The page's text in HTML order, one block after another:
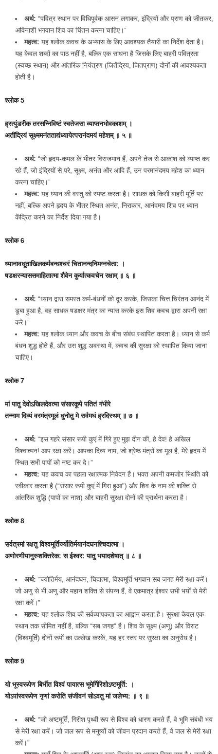
अर्थ: “पवित्र स्थान पर विधिपूर्वक आसन लगाकर, इंद्रियों और प्राण को जीतकर,
अविनाशी भगवान शिव का चिंतन करना चाहिए।”
महत्व: यह श्लोक कवच के अभ्यास के लिए आवश्यक तैयारी का निर्देश देता है।
यह केवल शब्दों का पाठ नहीं है, बल्कि एक साधना है जिसके लिए बाहरी पवित्रता
(स्वच्छ स्थान) और आंतरिक नियंत्रण (जितेंद्रिय, जितप्राण) दोनों की आवश्यकता
होती है।
श्लोक 5
ह्रत्पुंडरीक तरसन्निविष्टं स्वतेजसा व्याप्तनभोवकाशम् ।
अतींद्रियं सूक्ष्ममनंतताद्यंध्यायेत्परानंदमयं महेशम् ॥ ५ ॥
अर्थ: “जो हृदय-कमल के भीतर विराजमान हैं, अपने तेज से आकाश को व्याप्त कर
रहे हैं, जो इंद्रियों से परे, सूक्ष्म, अनंत और आदि हैं, उन परमानंदमय महेश का ध्यान
करना चाहिए।”
महत्व: यह ध्यान की वस्तु को स्पष्ट करता है। साधक को किसी बाहरी मूर्ति पर
नहीं, बल्कि अपने हृदय के भीतर स्थित अनंत, निराकार, आनंदमय शिव पर ध्यान
केंद्रित करने का निर्देश दिया गया है।
श्लोक 6
ध्यानावधूताखिलकर्मबन्धश्‍चरं चितानन्दनिमग्नचेता: ।
षडक्षरन्याससमाहितात्मा शैवेन कुर्यात्कवचेन रक्षाम् ॥ ६ ॥
अर्थ: “ध्यान द्वारा समस्त कर्म-बंधनों को दूर करके, जिसका चित्त चिरंतन आनंद में
डूबा हुआ है, वह साधक षडक्षर मंत्र का न्यास करके इस शिव कवच द्वारा अपनी रक्षा
करे।”
महत्व: यह श्लोक ध्यान और कवच के बीच संबंध स्थापित करता है। ध्यान से कर्म
बंधन शुद्ध होते हैं, और उस शुद्ध अवस्था में, कवच की सुरक्षा को स्थापित किया जाना
चाहिए।
श्लोक 7
मां पातु देवोऽखिलदेवत्मा संसारकूपे पतितं गंभीरे
तन्नाम दिव्यं वरमंत्रमूलं धुनोतु मे सर्वमघं ह्रदिस्थम् ॥ ७ ॥
अर्थ: “इस गहरे संसार रूपी कुएं में गिरे हुए मुझ दीन की, हे देव! हे अखिल
विश्वात्मन! आप रक्षा करें। आपका दिव्य नाम, जो श्रेष्ठ मंत्रों का मूल है, मेरे हृदय में
स्थित सभी पापों को नष्ट कर दे।”
महत्व: यह कवच का पहला रक्षात्मक निवेदन है। भक्त अपनी कमजोर स्थिति को
स्वीकार करता है (“संसार रूपी कुएं में गिरा हुआ”) और शिव के नाम की शक्ति से
आंतरिक शुद्धि (पापों का नाश) और बाहरी सुरक्षा दोनों की प्रार्थना करता है।
श्लोक 8
सर्वत्रमां रक्षतु विश्‍वमूर्तिर्ज्योतिर्मयानंदघनश्‍चिदात्मा ।
अणोरणीयानुरुशक्‍तिरेक: स ईश्‍वर: पातु भयादशेषात् ॥ ८ ॥
अर्थ: “ज्योतिर्मय, आनंदघन, चिदात्मा, विश्वमूर्ति भगवान सब जगह मेरी रक्षा करें।
जो अणु से भी अणु और महान शक्ति से संपन्न हैं, वे एकमात्र ईश्वर सभी भयों से मेरी
रक्षा करें।”
महत्व: यह श्लोक शिव की सर्वव्यापकता का आह्वान करता है। सुरक्षा केवल एक
स्थान तक सीमित नहीं है, बल्कि “सब जगह” है। शिव के सूक्ष्म (अणु) और विराट
(विश्वमूर्ति) दोनों रूपों का उल्लेख करके, यह हर स्तर पर सुरक्षा का अनुरोध है।
श्लोक 9
यो भूस्वरूपेण बिर्भीत विश्‍वं पायात्स भूमेर्गिरिशोऽष्टमूर्ति: ।
योऽपांस्वरूपेण नृणां करोति संजीवनं सोऽवतु मां जलेभ्य: ॥ ९ ॥
अर्थ: “जो अष्टमूर्ति, गिरीश पृथ्वी रूप से विश्व को धारण करते हैं, वे भूमि संबंधी भय
से मेरी रक्षा करें। जो जल रूप से मनुष्यों को जीवन प्रदान करते हैं, वे जल से मेरी रक्षा
करें।”